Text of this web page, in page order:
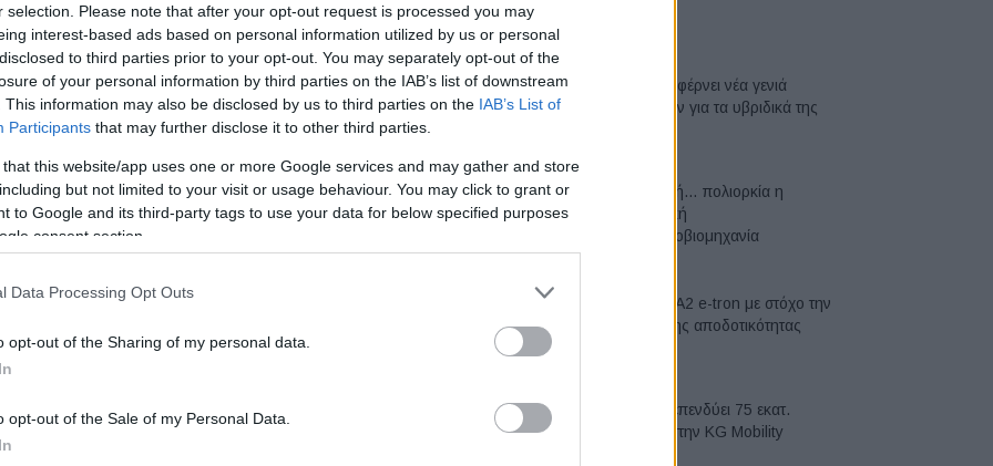
selection. Please note that after your opt-out request is processed you may
interest-based ads based on personal information utilized by us or personal
to third parties prior to your opt-out. You may separately opt-out of the
of your personal information by third parties on the IAB’s list of downstream
This information may also be disclosed by us to third parties on the IAB’s List of
Participants that may further disclose it to other third parties.
that this website/app uses one or more Google services and may gather and store
but not limited to your visit or usage behaviour. You may click to grant or
to Google and its third-party tags to use your data for below specified purposes
consent section.
Data Processing Opt Outs
opt-out of the Sharing of my personal data.
opt-out of the Sale of my Personal Data.
Efficient Dynamics του BMW Group.
Latest
Η Toyota φέρνει νέα γενιά
μπαταριών για τα υβριδικά της
Σε κινεζική… πολιορκία η
ευρωπαϊκή
αυτοκινητοβιομηχανία
Νέο Audi A2 e-tron με στόχο την
κορυφή της αποδοτικότητας
Η Chery επενδύει 75 εκατ.
δολάρια στην KG Mobility